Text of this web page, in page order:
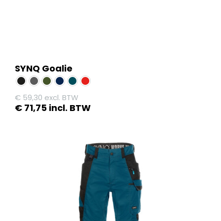
SYNQ Goalie
€ 59,30 excl. BTW
€ 71,75 incl. BTW